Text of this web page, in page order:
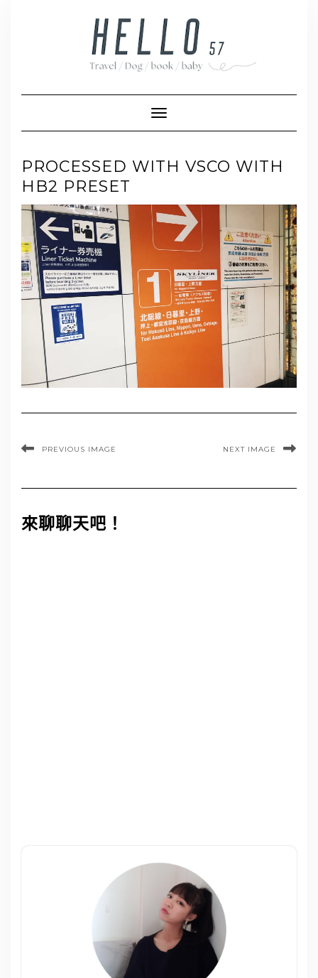
Toggle Navigation
PROCESSED WITH VSCO WITH
HB2 PRESET
PREVIOUS IMAGE NEXT IMAGE
來聊聊天吧！